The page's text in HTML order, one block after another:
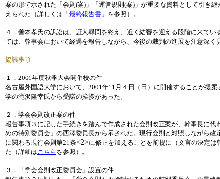
案の形で示された「会則(案)」「運営規則(案)」が重要な資料として引き
えられた（詳しくは 「最終報告書」 を参照）。
４．善本孝氏の訴訟は、証人尋問を終え、近く結審を迎える段階に来て
ては、幹事会において経過を報告しながら、今後の裁判の進展を注意深く
協議事項
１．2001年度秋季大会開催校の件
名古屋外国語大学において、2001年11月４日（日）に開催することが提
学の滝沢隆幸氏から受諾の挨拶があった。
２．学会会則改正案の件
報告事項３に記した手続きを踏んで作成された会則改正案が、幹事長に代
めの特別委員会」の西澤委員長から示された。現行会則と対照しながら改
に関わる現行会則第21条<2>に修正を加えることを前提に（文言の決定
た（詳細はこちら を参照）。
３．「学会会則改正委員会」設置の件